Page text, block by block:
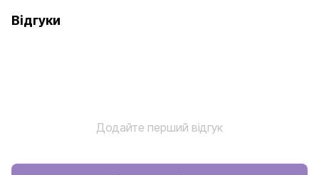
Відгуки
Додайте перший відгук